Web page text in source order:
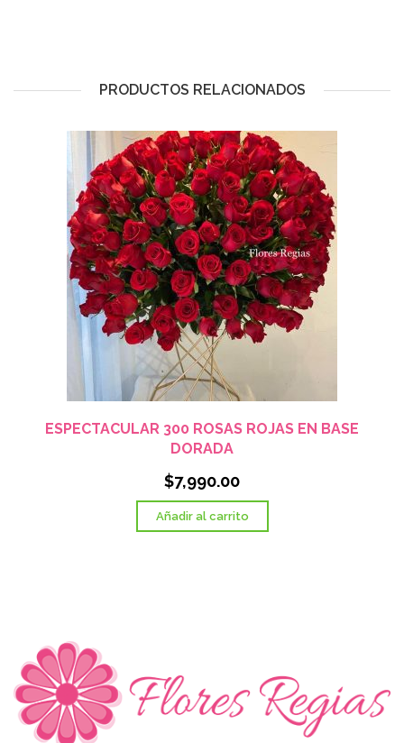
PRODUCTOS RELACIONADOS
ESPECTACULAR 300 ROSAS ROJAS EN BASE
DORADA
$7,990.00
Añadir al carrito